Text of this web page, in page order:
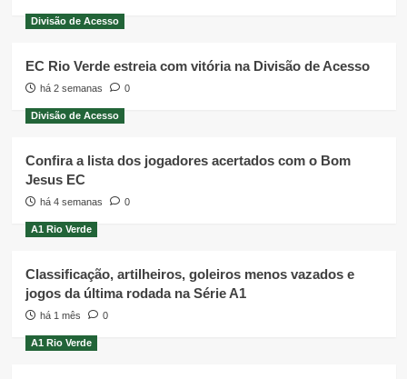
Divisão de Acesso
EC Rio Verde estreia com vitória na Divisão de Acesso
há 2 semanas 0
Divisão de Acesso
Confira a lista dos jogadores acertados com o Bom
Jesus EC
há 4 semanas 0
A1 Rio Verde
Classificação, artilheiros, goleiros menos vazados e
jogos da última rodada na Série A1
há 1 mês 0
A1 Rio Verde